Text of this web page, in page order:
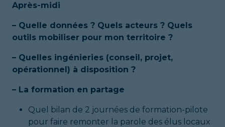
Après-midi
– Quelle données ? Quels acteurs ? Quels
outils mobiliser pour mon territoire ?
– Quelles ingénieries (conseil, projet,
opérationnel) à disposition ?
– La formation en partage
Quel bilan de 2 journées de formation-pilote
pour faire remonter la parole des élus locaux